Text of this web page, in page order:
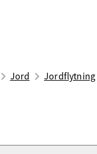
Jord Jordflytning